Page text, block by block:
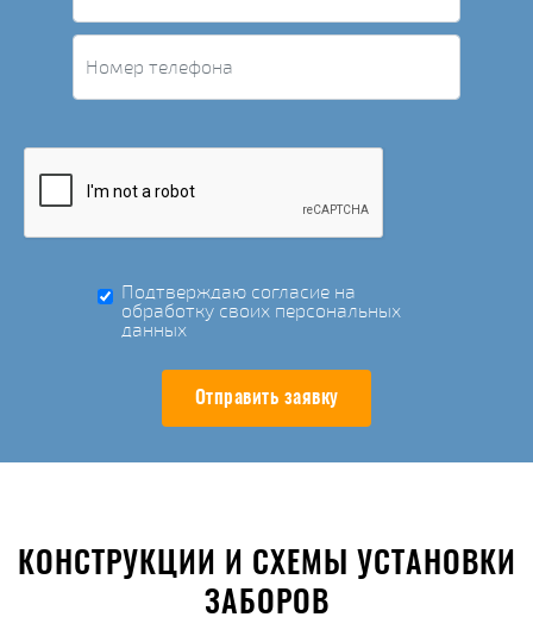
Подтверждаю согласие на
обработку своих персональных
данных
Отправить заявку
КОНСТРУКЦИИ И СХЕМЫ УСТАНОВКИ
ЗАБОРОВ